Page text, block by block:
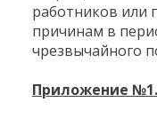
работников или
причинам в
чрезвычайного
Приложение №1.